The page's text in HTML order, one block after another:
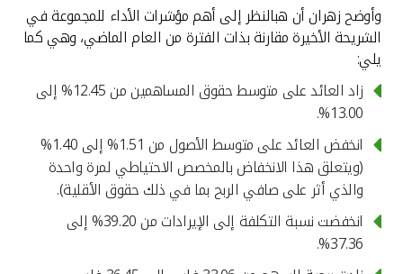
وأوضح زهران أن هبالنظر إلى أهم مؤشرات الأداء للمجموعة في
الشريحة الأخيرة مقارنة بذات الفترة من العام الماضي، وهي كما
يلي:
زاد العائد على متوسط حقوق المساهمين من 12.45% إلى
13.00%.
انخفض العائد على متوسط الأصول من 1.51% إلى 1.40%
(ويتعلق هذا الانخفاض بالمخصص الاحتياطي لمرة واحدة
والذي أثر على صافي الربح بما في ذلك حقوق الأقلية).
انخفضت نسبة التكلفة إلى الإيرادات من 39.20% إلى
37.36%.